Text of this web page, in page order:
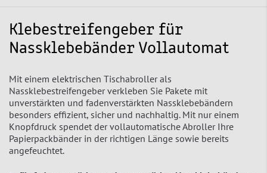
Klebestreifengeber für
Nassklebebänder Vollautomat
Mit einem elektrischen Tischabroller als
Nassklebestreifengeber verkleben Sie Pakete mit
unverstärkten und fadenverstärkten Nassklebebändern
besonders effizient, sicher und nachhaltig. Mit nur einem
Knopfdruck spendet der vollautomatische Abroller Ihre
Papierpackbänder in der richtigen Länge sowie bereits
angefeuchtet.